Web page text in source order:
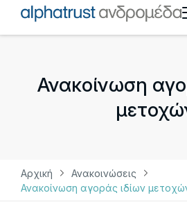
Ανακοίνωση
Αρχική
Ανακοινώσεις
Ανακοίνωση αγοράς ιδίων